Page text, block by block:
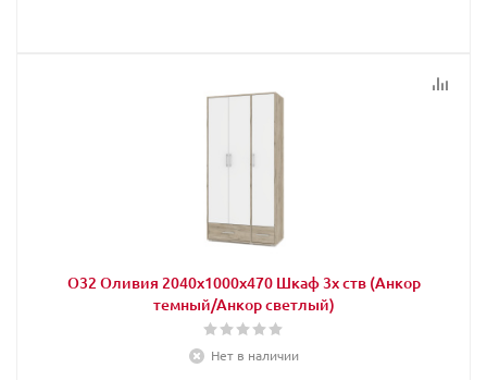
О32 Оливия 2040х1000х470 Шкаф 3х ств (Анкор
темный/Анкор светлый)
Нет в наличии